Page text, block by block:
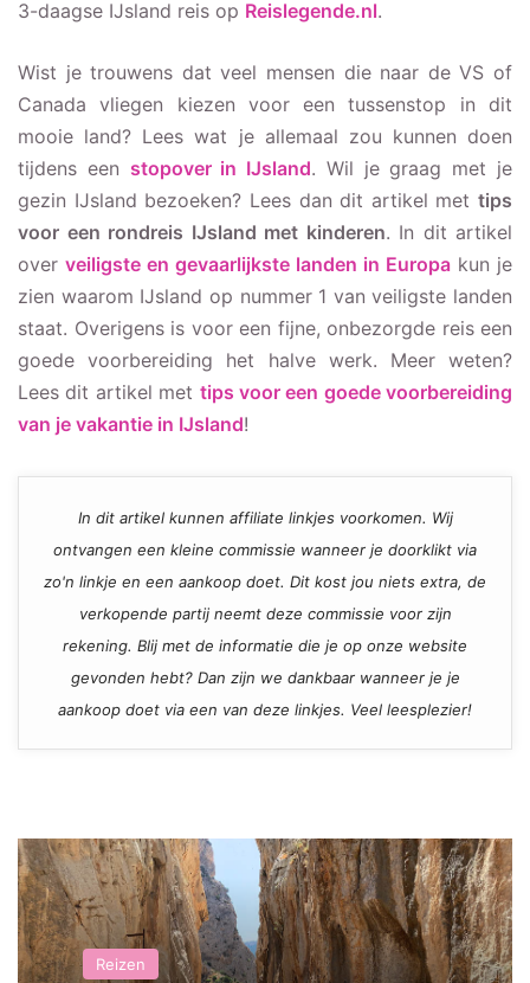
3-daagse IJsland reis op Reislegende.nl.
Wist je trouwens dat veel mensen die naar de VS of
Canada vliegen kiezen voor een tussenstop in dit
mooie land? Lees wat je allemaal zou kunnen doen
tijdens een stopover in IJsland. Wil je graag met je
gezin IJsland bezoeken? Lees dan dit artikel met tips
voor een rondreis IJsland met kinderen. In dit artikel
over veiligste en gevaarlijkste landen in Europa kun je
zien waarom IJsland op nummer 1 van veiligste landen
staat. Overigens is voor een fijne, onbezorgde reis een
goede voorbereiding het halve werk. Meer weten?
Lees dit artikel met tips voor een goede voorbereiding
van je vakantie in IJsland!
In dit artikel kunnen affiliate linkjes voorkomen. Wij
ontvangen een kleine commissie wanneer je doorklikt via
zo'n linkje en een aankoop doet. Dit kost jou niets extra, de
verkopende partij neemt deze commissie voor zijn
rekening. Blij met de informatie die je op onze website
gevonden hebt? Dan zijn we dankbaar wanneer je je
aankoop doet via een van deze linkjes. Veel leesplezier!
Reizen